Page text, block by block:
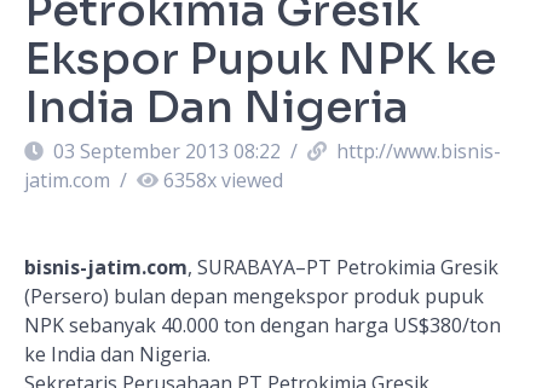
Ekspor Pupuk NPK ke
India Dan Nigeria
03 September 2013 08:22 /
http://www.bisnis-
jatim.com / 6358x viewed
bisnis-jatim.com, SURABAYA–PT Petrokimia Gresik
(Persero) bulan depan mengekspor produk pupuk
NPK sebanyak 40.000 ton dengan harga US$380/ton
ke India dan Nigeria.